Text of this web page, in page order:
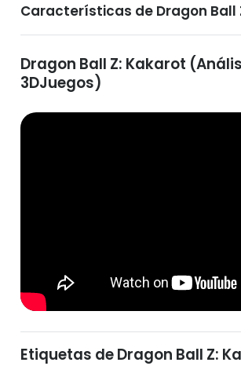
Características de Dragon Ball
Dragon Ball Z: Kakarot
3DJuegos)
Etiquetas de Dragon Ball Z: